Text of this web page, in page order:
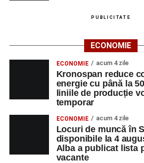
PUBLICITATE
ECONOMIE
ECONOMIE acum 4 zile
Kronospan reduce
energie cu până la
liniile de producție
temporar
ECONOMIE acum 4 zile
Locuri de muncă în
disponibile la 4
Alba a publicat lista
vacante